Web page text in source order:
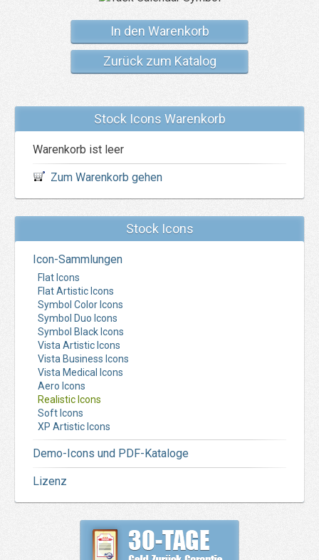
In den Warenkorb
Zurück zum Katalog
Stock Icons Warenkorb
Warenkorb ist leer
Zum Warenkorb gehen
Stock Icons
Icon-Sammlungen
Flat Icons
Flat Artistic Icons
Symbol Color Icons
Symbol Duo Icons
Symbol Black Icons
Vista Artistic Icons
Vista Business Icons
Vista Medical Icons
Aero Icons
Realistic Icons
Soft Icons
XP Artistic Icons
Demo-Icons und PDF-Kataloge
Lizenz